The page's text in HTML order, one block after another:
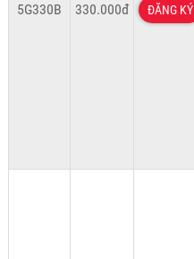
5G330B 330.000đ ĐĂNG KÝ